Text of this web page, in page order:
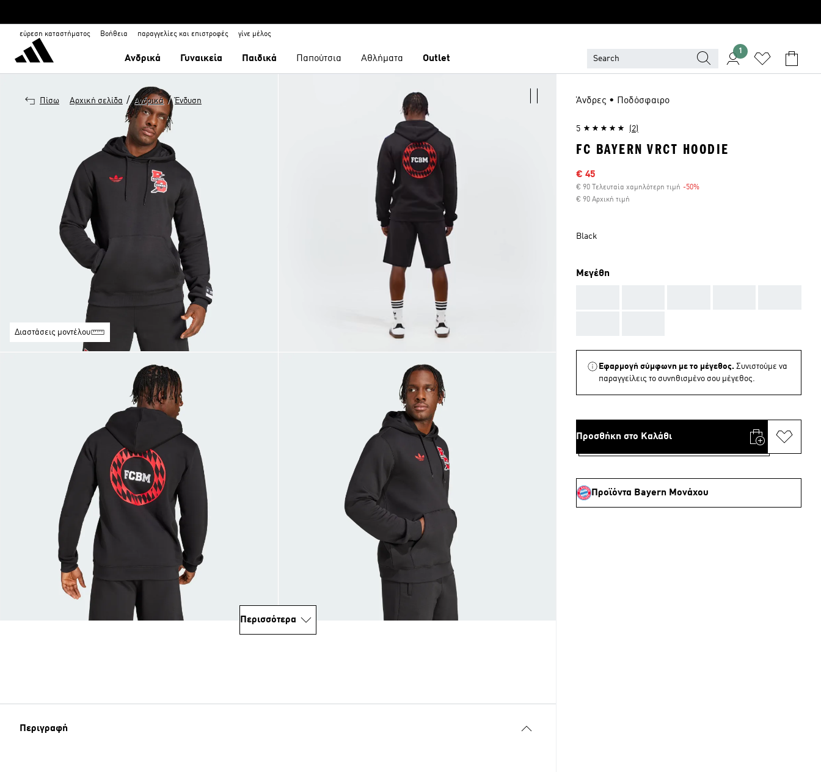
εύρεση καταστήματος Βοήθεια παραγγελίες και επιστροφές γίνε μέλος
Ανδρικά Γυναικεία Παιδικά Παπούτσια Αθλήματα Outlet
1
Πίσω Αρχική σελίδα / Ανδρικά / Ένδυση
Διαστάσεις μοντέλου
Περισσότερα
Περιγραφή
Άνδρες • Ποδόσφαιρο
5 (2)
FC BAYERN VRCT HOODIE
Τιμή έκπτωσης
€ 45
€ 90 Τελευταία χαμηλότερη τιμή -50%
€ 90 Αρχική τιμή
Black
Μεγέθη
Εφαρμογή σύμφωνη με το μέγεθος. Συνιστούμε να
παραγγείλεις το συνηθισμένο σου μέγεθος.
Προσθήκη στο Καλάθι
Προϊόντα Bayern Μονάχου